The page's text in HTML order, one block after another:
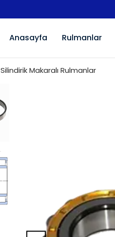
Anasayfa Rulmanlar
Silindirik Makaralı Rulmanlar